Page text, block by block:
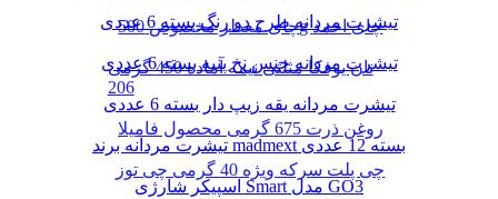
چای معطر مخصوص 500g چای احمد
نان یوفکا مثلثی نیمه آماده 450 گرمی
206
روغن ذرت 675 گرمی محصول فامیلا
چی پلت سرکه ویژه 40 گرمی چی توز
تیشرت مردانه طرح دو رنگ بسته 6 عددی
تیشرت مردانه جنس نخ پنبه بسته 6 عددی
تیشرت مردانه یقه زیپ دار بسته 6 عددی
تیشرت مردانه برند madmext بسته 12 عددی
اسپیکر شارژی Smart مدل GO3